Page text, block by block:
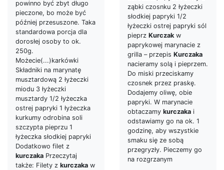
ząbki czosnku 2 łyżeczki
słodkiej papryki 1/2
łyżeczki ostrej papryki sól
pieprz Kurczakw
paprykowej marynacie z
grilla – przepis Kurczaka
nacieramy solą i pieprzem.
Do miski przeciskamy
czosnek przez praskę.
Dodajemy oliwę, obie
papryki. W marynacie
obtaczamy kurczaka i
odstawiamy go na ok. 1
godzinę, aby wszystkie
smaku się ze sobą
przegryzły. Pieczemy go
na rozgrzanym
powinno być zbyt długo
pieczone, bo może być
później przesuszone. Taka
standardowa porcja dla
dorosłej osoby to ok.
250g.
Możecie(...)karkówki
Składniki na marynatę
musztardową 2 łyżeczki
miodu 3 łyżeczki
musztardy 1/2 łyżeczka
ostrej papryki 1 łyżeczka
kurkumy odrobina soli
szczypta pieprzu 1
łyżeczka słodkiej papryki
Dodatkowo filet z
kurczaka Przeczytaj
także: Filety z kurczaka w